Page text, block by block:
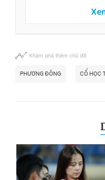
Khám phá thêm chủ đề
PHƯƠNG ĐÔNG CỔ HỌC